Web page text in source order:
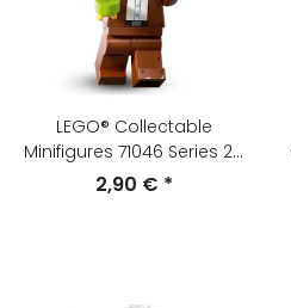
LEGO® Collectable
Minifigures 71046 Series 26
Hochstapler
2,90 € *